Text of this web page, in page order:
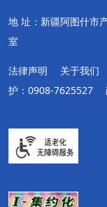
地 址：新疆阿图什市
室
法律声明 关于我们
护：0908-7625527